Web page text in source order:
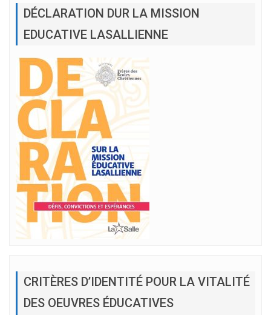
DÉCLARATION DUR LA MISSION
EDUCATIVE LASALLIENNE
CRITÈRES D’IDENTITÉ POUR LA VITALITÉ
DES OEUVRES ÉDUCATIVES